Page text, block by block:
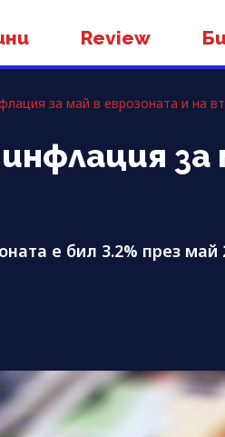
Review
за май в еврозоната и на
е бил 3.2% през май